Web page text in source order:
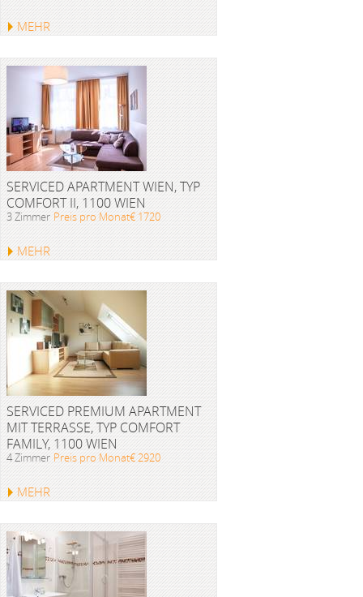
MEHR
SERVICED APARTMENT WIEN, TYP
COMFORT II, 1100 WIEN
3 Zimmer Preis pro Monat€ 1720
MEHR
SERVICED PREMIUM APARTMENT
MIT TERRASSE, TYP COMFORT
FAMILY, 1100 WIEN
4 Zimmer Preis pro Monat€ 2920
MEHR